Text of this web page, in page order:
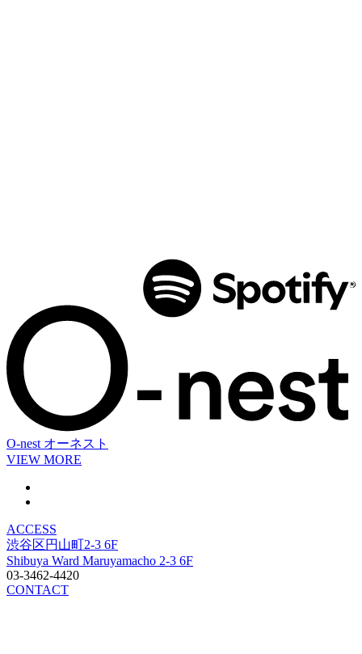
O-nest オーネスト
VIEW MORE
ACCESS
渋谷区円山町2-3 6F
Shibuya Ward Maruyamacho 2-3 6F
03-3462-4420
CONTACT